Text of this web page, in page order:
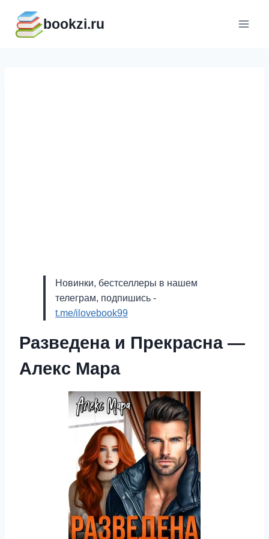
содержимому
bookzi.ru
Новинки, бестселлеры в нашем
телеграм, подпишись -
t.me/ilovebook99
Разведена и Прекрасна —
Алекс Мара